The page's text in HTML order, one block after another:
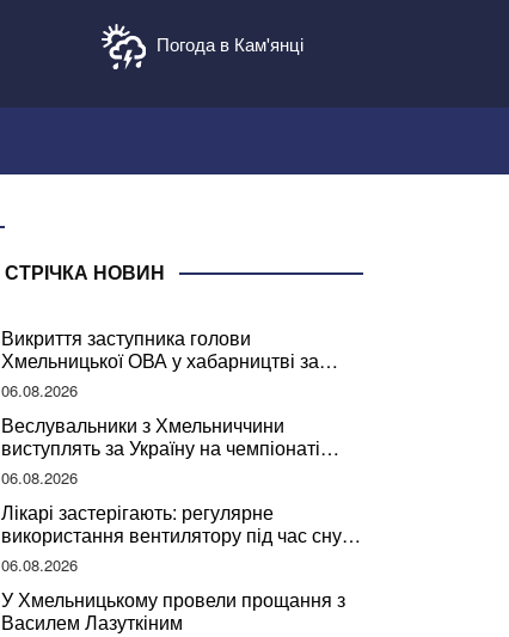
Погода в Кам'янці
СТРІЧКА НОВИН
Викриття заступника голови
Хмельницької ОВА у хабарництві за
підписання контрактів на ремонт доріг
06.08.2026
Веслувальники з Хмельниччини
виступлять за Україну на чемпіонаті
світу
06.08.2026
Лікарі застерігають: регулярне
використання вентилятору під час сну
може негативно вплинути на ваше
здоров’я
06.08.2026
У Хмельницькому провели прощання з
Василем Лазуткіним